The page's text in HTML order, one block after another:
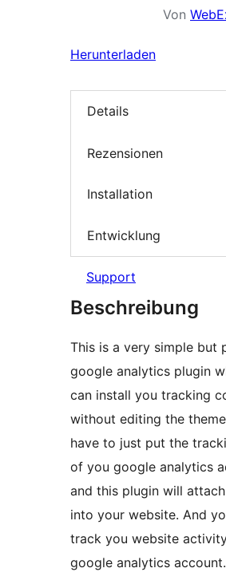
Von
Herunterladen
Details
Rezensionen
Installation
Entwicklung
Support
Beschreibung
This is a very simple but
google analytics plugin
can install you tracking
without editing the
have to just put the
of you google analytics
and this plugin will
into your website. And
track you website
google analytics